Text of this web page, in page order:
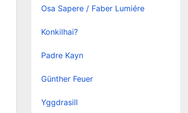
Osa Sapere / Faber Lumiére
Konkilhai?
Padre Kayn
Günther Feuer
Yggdrasill